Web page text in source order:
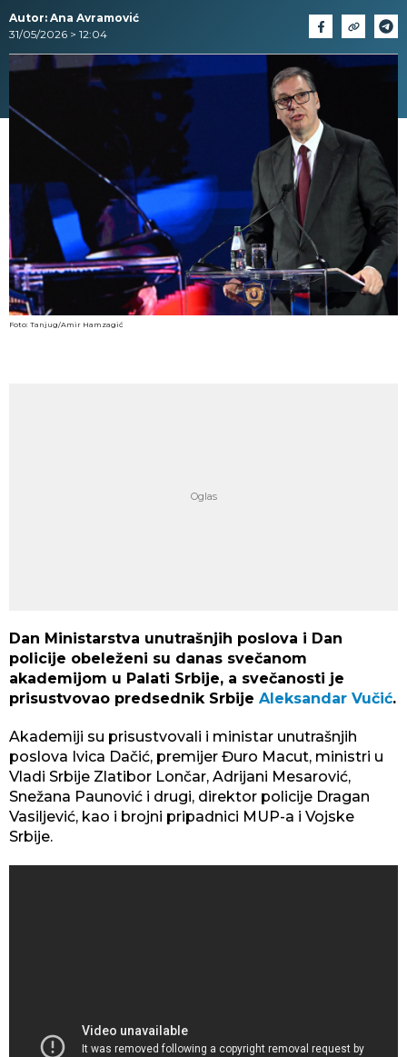
Autor: Ana Avramović
31/05/2026 > 12:04
Foto: Tanjug/Amir Hamzagić
Dan Ministarstva unutrašnjih poslova i Dan
policije obeleženi su danas svečanom
akademijom u Palati Srbije, a svečanosti je
prisustvovao predsednik Srbije Aleksandar Vučić.
Akademiji su prisustvovali i ministar unutrašnjih
poslova Ivica Dačić, premijer Đuro Macut, ministri u
Vladi Srbije Zlatibor Lončar, Adrijani Mesarović,
Snežana Paunović i drugi, direktor policije Dragan
Vasiljević, kao i brojni pripadnici MUP-a i Vojske
Srbije.